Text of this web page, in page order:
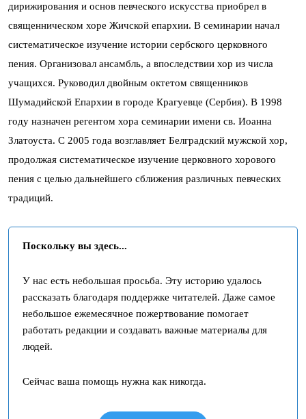
дирижирования и основ певческого искусства приобрел в
священническом хоре Жичской епархии. В семинарии начал
систематическое изучение истории сербского церковного
пения. Организовал ансамбль, а впоследствии хор из числа
учащихся. Руководил двойным октетом священников
Шумадийской Епархии в городе Крагуевце (Сербия). В 1998
году назначен регентом хора семинарии имени св. Иоанна
Златоуста. С 2005 года возглавляет Белградский мужской хор,
продолжая систематическое изучение церковного хорового
пения с целью дальнейшего сближения различных певческих
традиций.
Поскольку вы здесь...
У нас есть небольшая просьба. Эту историю удалось
рассказать благодаря поддержке читателей. Даже самое
небольшое ежемесячное пожертвование помогает
работать редакции и создавать важные материалы для
людей.
Сейчас ваша помощь нужна как никогда.